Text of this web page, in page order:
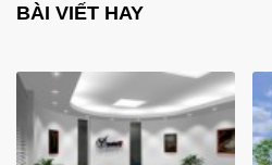
BÀI VIẾT HAY